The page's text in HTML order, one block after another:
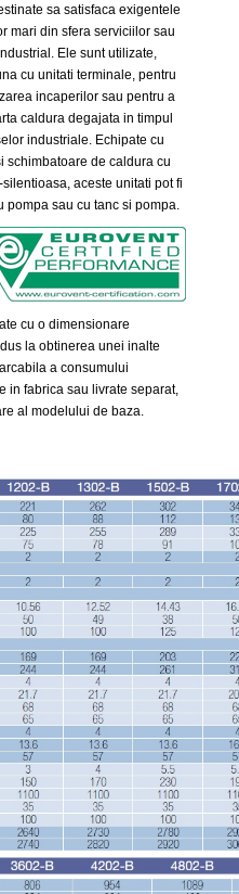
sa satisfaca exigentele
mari din sfera serviciilor sau
Ele sunt utilizate,
cu unitati terminale, pentru
incaperilor sau pentru a
caldura degajata in timpul
industriale. Echipate cu
schimbatoare de caldura cu
aceste unitati pot fi
pompa sau cu tanc si pompa.
cu o dimensionare
la obtinerea unei inalte
a consumului
in fabrica sau livrate separat,
al modelului de baza.